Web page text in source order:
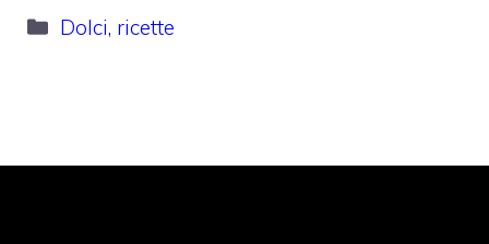
Categorie
Dolci, ricette